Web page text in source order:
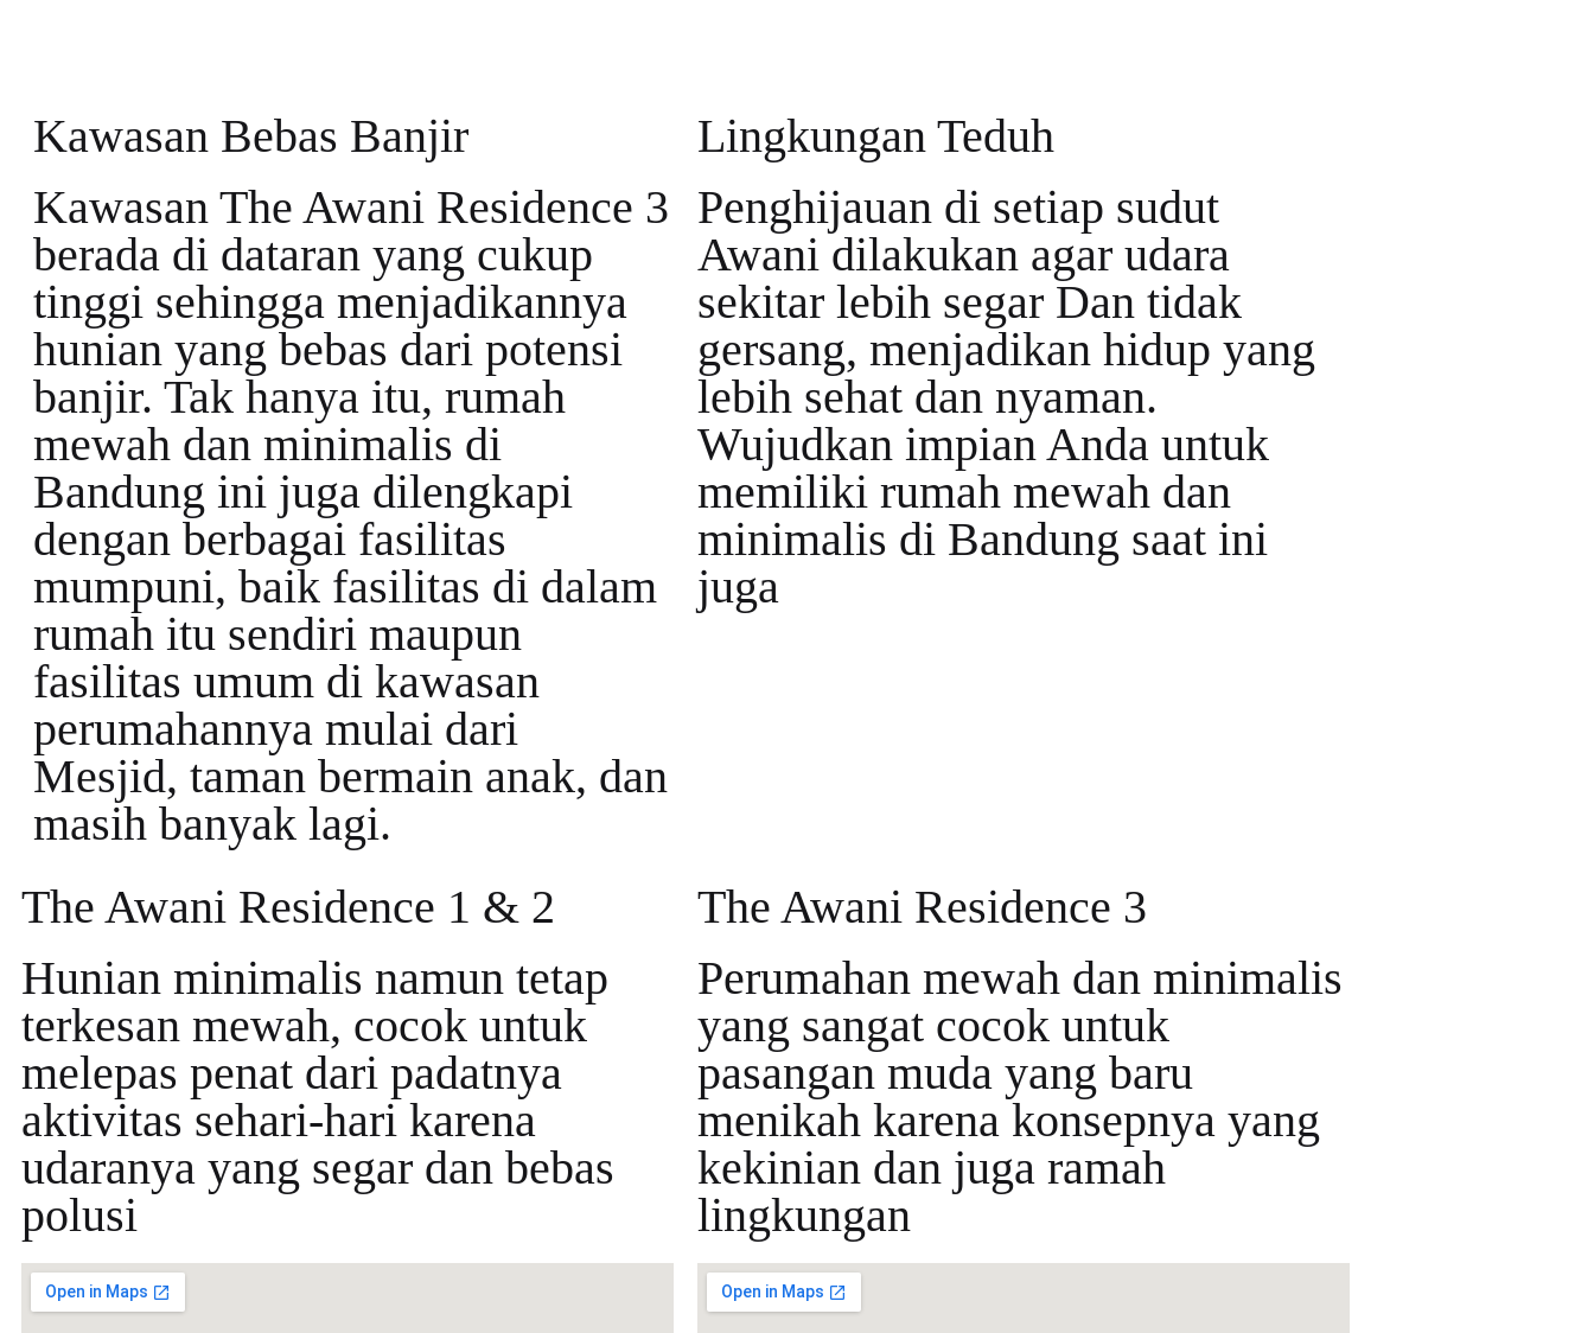
Kawasan Bebas Banjir
Kawasan The Awani Residence 3
berada di dataran yang cukup
tinggi sehingga menjadikannya
hunian yang bebas dari potensi
banjir. Tak hanya itu, rumah
mewah dan minimalis di
Bandung ini juga dilengkapi
dengan berbagai fasilitas
mumpuni, baik fasilitas di dalam
rumah itu sendiri maupun
fasilitas umum di kawasan
perumahannya mulai dari
Mesjid, taman bermain anak, dan
masih banyak lagi.
Lingkungan Teduh
Penghijauan di setiap sudut
Awani dilakukan agar udara
sekitar lebih segar Dan tidak
gersang, menjadikan hidup yang
lebih sehat dan nyaman.
Wujudkan impian Anda untuk
memiliki rumah mewah dan
minimalis di Bandung saat ini
juga
The Awani Residence 1 & 2
Hunian minimalis namun tetap
terkesan mewah, cocok untuk
melepas penat dari padatnya
aktivitas sehari-hari karena
udaranya yang segar dan bebas
polusi
The Awani Residence 3
Perumahan mewah dan minimalis
yang sangat cocok untuk
pasangan muda yang baru
menikah karena konsepnya yang
kekinian dan juga ramah
lingkungan